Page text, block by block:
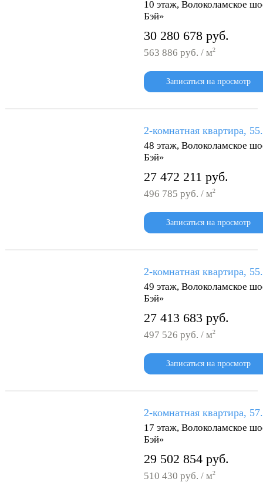
10 этаж, Волоколамское
Бэй»
30 280 678 руб.
563 886 руб. / м2
Записаться на просмотр
2-комнатная квартира,
48 этаж, Волоколамское
Бэй»
27 472 211 руб.
496 785 руб. / м2
Записаться на просмотр
2-комнатная квартира,
49 этаж, Волоколамское
Бэй»
27 413 683 руб.
497 526 руб. / м2
Записаться на просмотр
2-комнатная квартира,
17 этаж, Волоколамское
Бэй»
29 502 854 руб.
510 430 руб. / м2